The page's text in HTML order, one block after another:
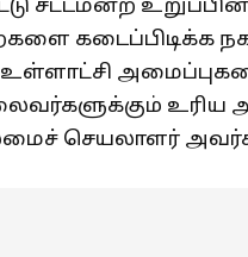
சட்டமன்ற
கடைப்பிடிக்க
உரிய
செயலாளர்